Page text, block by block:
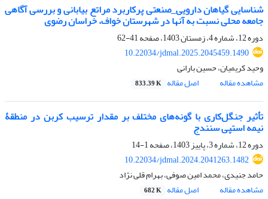
شناسایی گیاهان دارویی_صنعتی پرکاربرد مراتع بیابانی و بررسی آگاهی
جامعه محلی نسبت به آنها در شهرستان خواف، خراسان رضوی
دوره 12، شماره 4، زمستان 1403، صفحه
41-62
10.22034/jdmal.2025.2045459.1490
وحید کریمیان، حسین بارانی
مشاهده مقاله
اصل مقاله 833.39 K
تأثیر جنگل‌کاری با گونه‌های مختلف بر مقدار ترسیب کربن در منطقۀ
نیمه استپی سنندج
دوره 12، شماره 3، پاییز 1403، صفحه
1-14
10.22034/jdmal.2024.2041263.1482
حامد جنیدی، محمد امین صوفی، بهرام قلی نژاد
مشاهده مقاله
اصل مقاله 682 K